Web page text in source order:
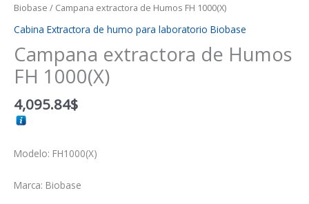
Biobase / Campana extractora de Humos FH 1000(X)
Cabina Extractora de humo para laboratorio Biobase
Campana extractora de Humos
FH 1000(X)
4,095.84$
Modelo: FH1000(X)
Marca: Biobase